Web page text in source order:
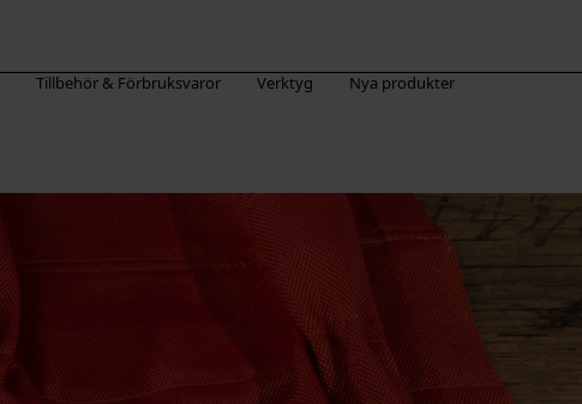
Tillbehör & Förbruksvaror Verktyg Nya produkter